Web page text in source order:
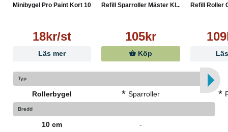
Minibygel Pro Paint Kort 100mm
18kr/st
Läs mer
Refill Sparroller Mäster Kl...
105kr
Köp
Refill Roller
Typ
Rollerbygel * Sparroller *
Bredd
10 cm -